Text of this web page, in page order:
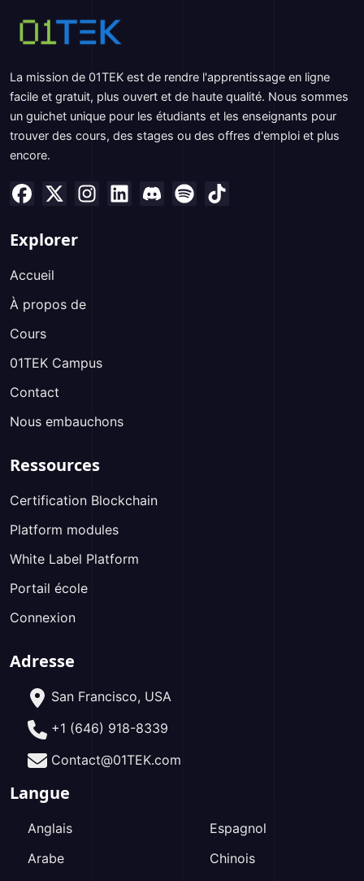
La mission de 01TEK est de rendre l'apprentissage en ligne
facile et gratuit, plus ouvert et de haute qualité. Nous sommes
un guichet unique pour les étudiants et les enseignants pour
trouver des cours, des stages ou des offres d'emploi et plus
encore.
Explorer
Accueil
À propos de
Cours
01TEK Campus
Contact
Nous embauchons
Ressources
Certification Blockchain
Platform modules
White Label Platform
Portail école
Connexion
Adresse
San Francisco, USA
+1 (646) 918-8339
Contact@01TEK.com
Langue
Anglais
Arabe
Espagnol
Chinois